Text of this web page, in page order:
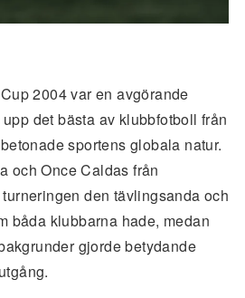
2004 var en avgörande
det bästa av klubbfotboll från
sportens globala natur.
och Once Caldas från
den tävlingsanda och
båda klubbarna hade, medan
gjorde betydande